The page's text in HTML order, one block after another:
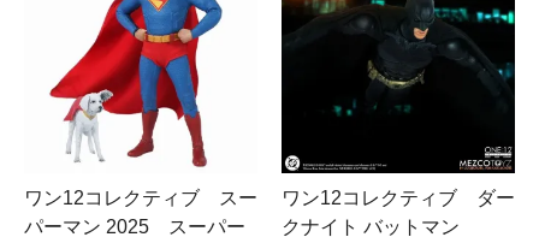
ワン12コレクティブ スー
パーマン 2025 スーパー
ワン12コレクティブ ダー
クナイト バットマン